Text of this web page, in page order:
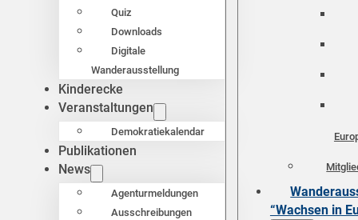
Quiz
Downloads
Digitale
Wanderausstellung
Kinderecke
Veranstaltungen
Demokratiekalendar
Publikationen
News
Agenturmeldungen
Ausschreibungen
“Wachsen in